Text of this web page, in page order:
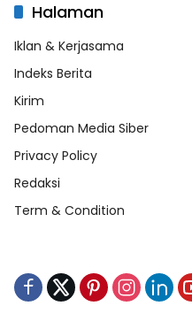
Halaman
Iklan & Kerjasama
Indeks Berita
Kirim
Pedoman Media Siber
Privacy Policy
Redaksi
Term & Condition